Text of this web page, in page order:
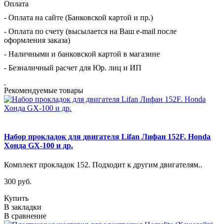
Оплата
- Оплата на сайте (Банковской картой и пр.)
- Оплата по счету (высылается на Ваш e-mail после
оформления заказа)
- Наличными и банковской картой в магазине
- Безналичный расчет для Юр. лиц и ИП
Рекомендуемые товары
Набор прокладок для двигателя Lifan Лифан 152F. Honda
Хонда GX-100 и др.
Комплект прокладок 152. Подходит к другим двигателям..
300 руб.
Купить
В закладки
В сравнение